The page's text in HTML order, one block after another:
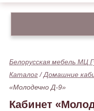
Белорусская мебель МЦ
Каталог /Домашние
«Молодечно Д-9»
Кабинет